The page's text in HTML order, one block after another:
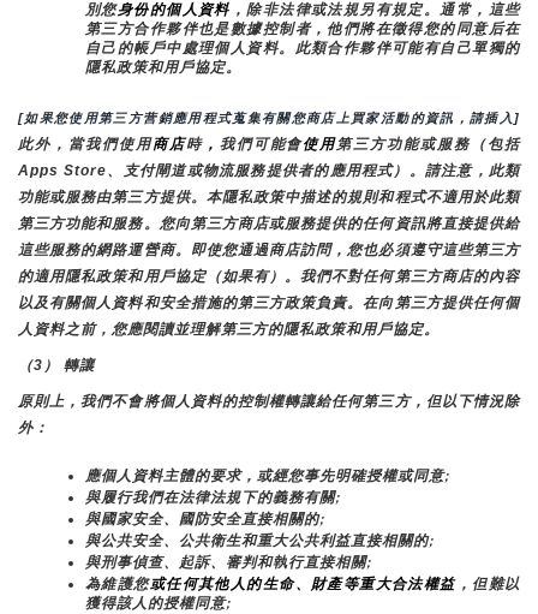
別您身份的個人資料 ，除非法律或法規另有規定。通常，這些
第三方合作夥伴也是數據控制者，他們將在徵得您的同意后在
自己的帳戶中處理個人資料。此類合作夥伴可能有自己單獨的
隱私政策和用戶協定。
[如果您使用第三方营銷應用程式蒐集有關您商店上買家活動的資訊，請插入]
此外，當我們使用商店時， 我們可能會使用第三方功能或服務（包括
Apps Store、支付閘道或物流服務提供者的應用程式）。請注意，此類
功能或服務由第三方提供。本隱私政策中描述的規則和程式不適用於此類
第三方功能和服務。您向第三方商店或服務提供的任何資訊將直接提供給
這些服務的網路運營商。即使您通過商店訪問，您也必須遵守這些第三方
的適用隱私政策和用戶協定（如果有）。我們不對任何第三方商店的內容
以及有關個人資料和安全措施的第三方政策負責。在向第三方提供任何個
人資料之前，您應閱讀並理解第三方的隱私政策和用戶協定。
（3） 轉讓
原則上，我們不會將個人資料的控制權轉讓給任何第三方，但以下情況除
外：
應個人資料主體的要求，或經您事先明確授權或同意;
與履行我們在法律法規下的義務有關;
與國家安全、國防安全直接相關的;
與公共安全、公共衛生和重大公共利益直接相關的;
與刑事偵查、起訴、審判和執行直接相關;
為維護您或任何其他人的生命、財產等重大合法權益，但難以
獲得該人的授權同意;